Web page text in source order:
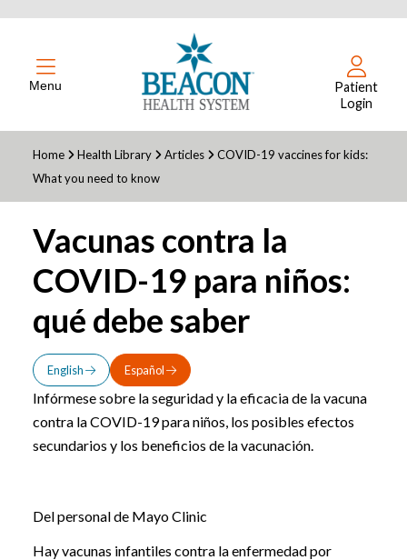
Menu
Patient
Login
Home Health Library Articles
COVID-19 vaccines for kids:
What you need to know
Vacunas contra la
COVID-19 para niños:
qué debe saber
English Español
Infórmese sobre la seguridad y la eficacia de la vacuna
contra la COVID-19 para niños, los posibles efectos
secundarios y los beneficios de la vacunación.
Del personal de Mayo Clinic
Hay vacunas infantiles contra la enfermedad por